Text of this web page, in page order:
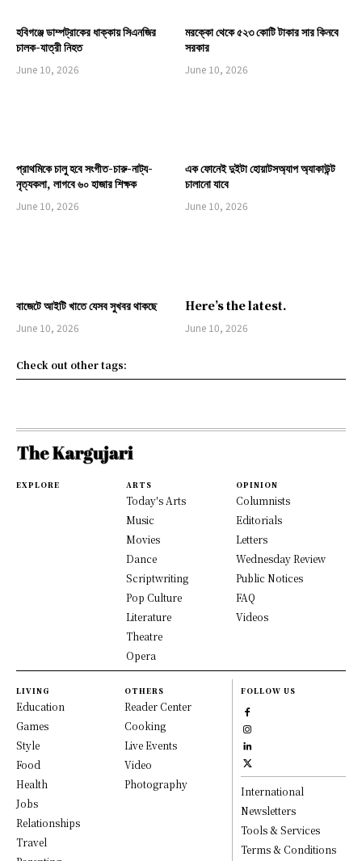
হবিগঞ্জে ডাম্পট্রাকের ধাক্কায় সিএনজির
চালক-যাত্রী নিহত
June 10, 2026
মরক্কো থেকে ৫২৩ কোটি টাকার সার কিনবে
সরকার
June 10, 2026
প্রাথমিকে চালু হবে সংগীত-চারু-নাট্য-
নৃত্যকলা, লাগবে ৬০ হাজার শিক্ষক
June 10, 2026
এক ফোনেই দুইটা হোয়াটসঅ্যাপ অ্যাকাউন্ট
চালানো যাবে
June 10, 2026
বাজেটে আইটি খাতে যেসব সুখবর থাকছে
June 10, 2026
Here’s the latest.
June 10, 2026
Check out other tags:
EXPLORE ARTS
Today's Arts
Music
Movies
Dance
Scriptwriting
Pop Culture
Literature
Theatre
Opera
OPINION
Columnists
Editorials
Letters
Wednesday Review
Public Notices
FAQ
Videos
LIVING
Education
Games
Style
Food
Health
Jobs
Relationships
Travel
OTHERS
Reader Center
Cooking
Live Events
Video
Photography
FOLLOW US
International
Newsletters
Tools & Services
Terms & Conditions